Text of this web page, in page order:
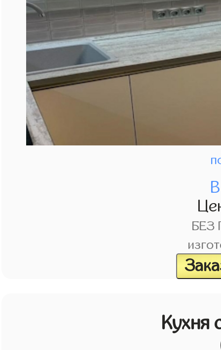
БЕЗ
Кухня